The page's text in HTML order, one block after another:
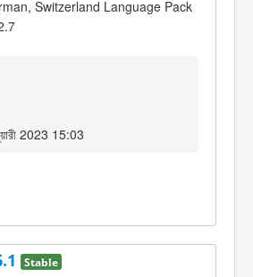
Switzerland Language Pack
2023 15:03
Stable